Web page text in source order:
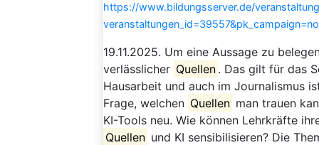
https://www.bildungsserver.de/
19.11.2025. Um eine Aussage zu
verlässlicher Quellen . Das gilt für das
Hausarbeit und auch im Journalismus
Frage, welchen Quellen man trauen
KI-Tools neu. Wie können Lehrkräfte
Quellen und KI sensibilisieren? Die